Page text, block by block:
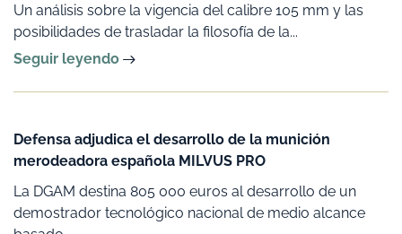
Un análisis sobre la vigencia del calibre 105 mm y las
posibilidades de trasladar la filosofía de la...
Seguir leyendo
Defensa adjudica el desarrollo de la munición
merodeadora española MILVUS PRO
La DGAM destina 805 000 euros al desarrollo de un
demostrador tecnológico nacional de medio alcance